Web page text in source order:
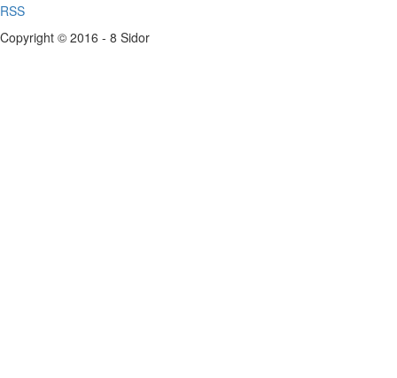
RSS
Copyright © 2016 - 8 Sidor